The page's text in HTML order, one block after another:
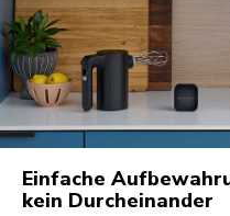
Einfache
kein Durcheinander